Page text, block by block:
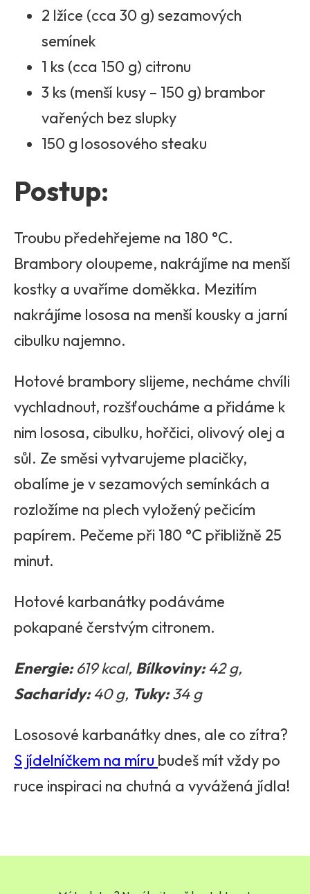
2 lžíce (cca 30 g) sezamových
semínek
1 ks (cca 150 g) citronu
3 ks (menší kusy – 150 g) brambor
vařených bez slupky
150 g lososového steaku
Postup:
Troubu předehřejeme na 180 °C.
Brambory oloupeme, nakrájíme na menší
kostky a uvaříme doměkka. Mezitím
nakrájíme lososa na menší kousky a jarní
cibulku najemno.
Hotové brambory slijeme, necháme chvíli
vychladnout, rozšťoucháme a přidáme k
nim lososa, cibulku, hořčici, olivový olej a
sůl. Ze směsi vytvarujeme placičky,
obalíme je v sezamových semínkách a
rozložíme na plech vyložený pečicím
papírem. Pečeme při 180 °C přibližně 25
minut.
Hotové karbanátky podáváme
pokapané čerstvým citronem.
Energie:619 kcal, Bílkoviny:42 g,
Sacharidy:40 g, Tuky:34 g
Lososové karbanátky dnes, ale co zítra?
S jídelníčkem na míru budeš mít vždy po
ruce inspiraci na chutná a vyvážená jídla!